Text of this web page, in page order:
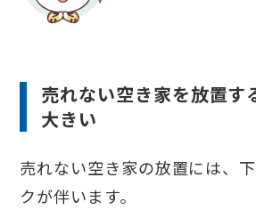
売れない空き家を放置す
大きい
売れない空き家の放置には、
クが伴います。